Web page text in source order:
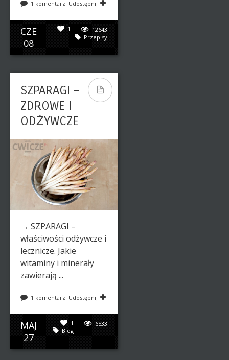
1 komentarz Udostępnij
CZE
08
12643
1
Przepisy
SZPARAGI –
ZDROWE I
ODŻYWCZE
→ SZPARAGI –
właściwości odżywcze i
lecznicze. Jakie
witaminy i minerały
zawierają ...
1 komentarz Udostępnij
MAJ
27
6533
1
Blog